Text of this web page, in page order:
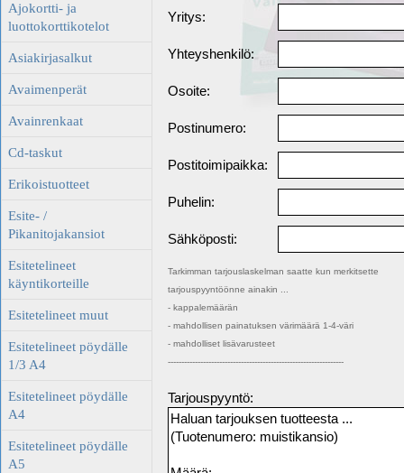
Ajokortti- ja
luottokorttikotelot
Asiakirjasalkut
Avaimenperät
Avainrenkaat
Cd-taskut
Erikoistuotteet
Esite- /
Pikanitojakansiot
Esitetelineet
käyntikorteille
Esitetelineet muut
Esitetelineet pöydälle
1/3 A4
Esitetelineet pöydälle
A4
Esitetelineet pöydälle
A5
Yritys:
Yhteyshenkilö:
Osoite:
Postinumero:
Postitoimipaikka:
Puhelin:
Sähköposti:
Tarkimman tarjouslaskelman saatte kun merkitsette
tarjouspyyntöönne ainakin ...
- kappalemäärän
- mahdollisen painatuksen värimäärä 1-4-väri
- mahdolliset lisävarusteet
-----------------------------------------------------------------
Tarjouspyyntö: